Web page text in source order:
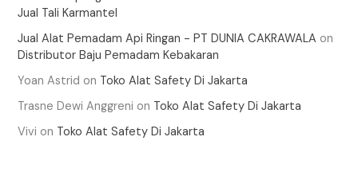
Jual Tali Karmantel
Jual Alat Pemadam Api Ringan - PT DUNIA CAKRAWALA on
Distributor Baju Pemadam Kebakaran
Yoan Astrid on Toko Alat Safety Di Jakarta
Trasne Dewi Anggreni on Toko Alat Safety Di Jakarta
Vivi on Toko Alat Safety Di Jakarta